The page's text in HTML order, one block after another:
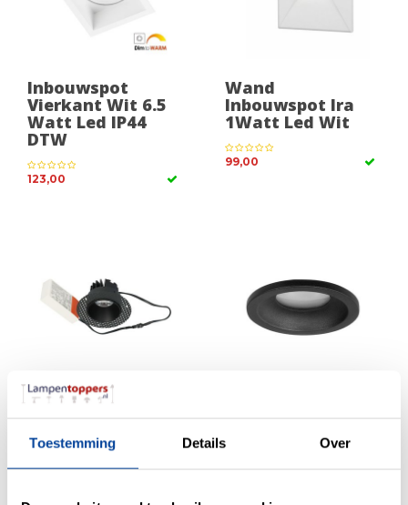
Toestemming Details Over
Inbouwspot
Vierkant Wit 6.5
Watt Led IP44
DTW
123,00
Wand
Inbouwspot Ira
1Watt Led Wit
99,00
Inbouwspot
Trimless Rond
6Watt Led Zwart
Mat Zwart GU10
IP44